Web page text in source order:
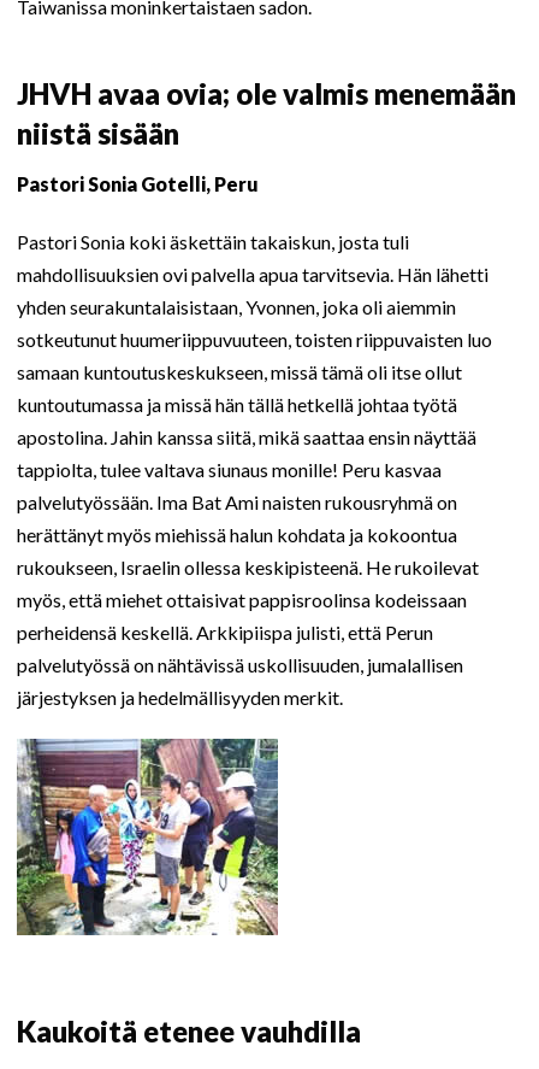
Taiwanissa moninkertaistaen sadon.
JHVH avaa ovia; ole valmis menemään
niistä sisään
Pastori Sonia Gotelli, Peru
Pastori Sonia koki äskettäin takaiskun, josta tuli
mahdollisuuksien ovi palvella apua tarvitsevia. Hän lähetti
yhden seurakuntalaisistaan, Yvonnen, joka oli aiemmin
sotkeutunut huumeriippuvuuteen, toisten riippuvaisten luo
samaan kuntoutuskeskukseen, missä tämä oli itse ollut
kuntoutumassa ja missä hän tällä hetkellä johtaa työtä
apostolina. Jahin kanssa siitä, mikä saattaa ensin näyttää
tappiolta, tulee valtava siunaus monille! Peru kasvaa
palvelutyössään. Ima Bat Ami naisten rukousryhmä on
herättänyt myös miehissä halun kohdata ja kokoontua
rukoukseen, Israelin ollessa keskipisteenä. He rukoilevat
myös, että miehet ottaisivat pappisroolinsa kodeissaan
perheidensä keskellä. Arkkipiispa julisti, että Perun
palvelutyössä on nähtävissä uskollisuuden, jumalallisen
järjestyksen ja hedelmällisyyden merkit.
Kaukoitä etenee vauhdilla